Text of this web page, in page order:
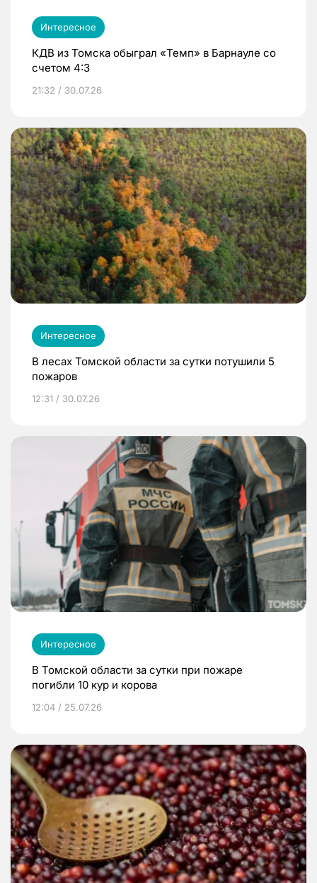
Интересное
КДВ из Томска обыграл «Темп» в Барнауле со
счетом 4:3
21:32 / 30.07.26
Интересное
В лесах Томской области за сутки потушили 5
пожаров
12:31 / 30.07.26
Интересное
В Томской области за сутки при пожаре
погибли 10 кур и корова
12:04 / 25.07.26